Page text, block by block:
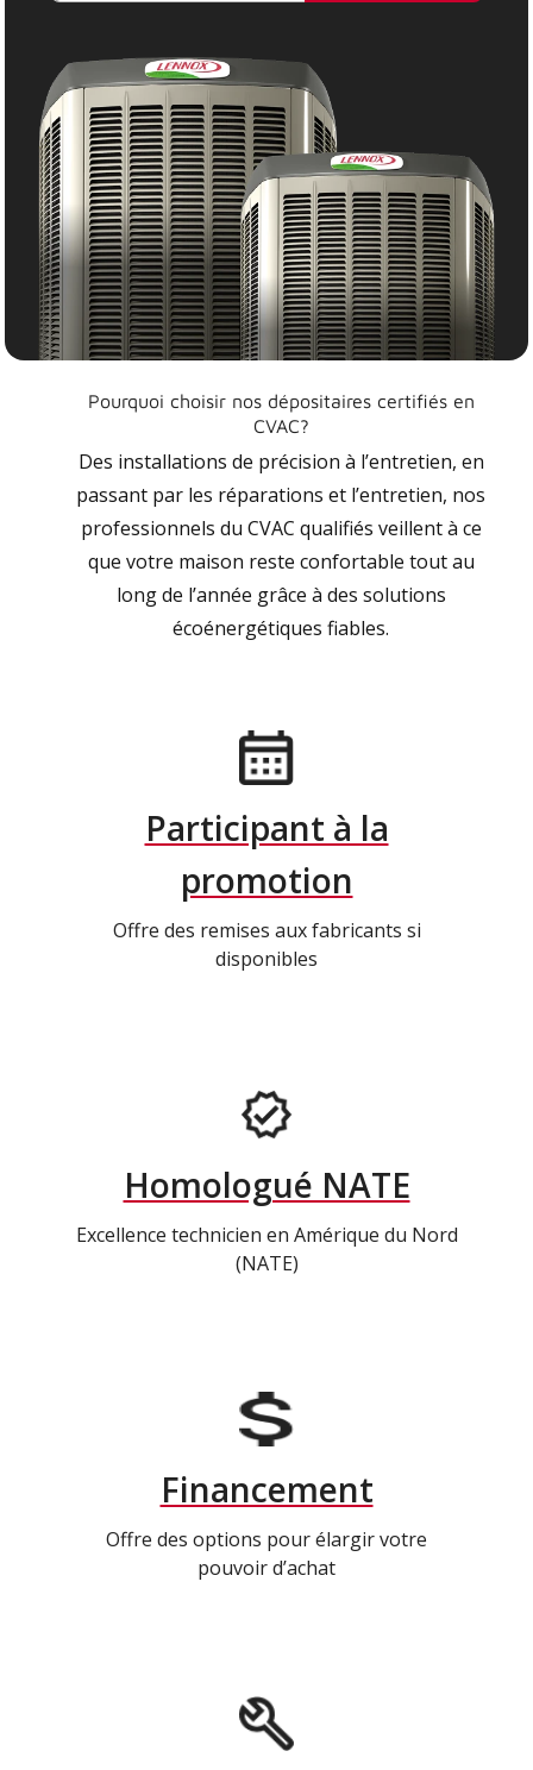
Pourquoi choisir nos dépositaires certifiés en
CVAC?
Des installations de précision à l’entretien, en
passant par les réparations et l’entretien, nos
professionnels du CVAC qualifiés veillent à ce
que votre maison reste confortable tout au
long de l’année grâce à des solutions
écoénergétiques fiables.
Participant à la
promotion
Offre des remises aux fabricants si
disponibles
Homologué NATE
Excellence technicien en Amérique du Nord
(NATE)
Financement
Offre des options pour élargir votre
pouvoir d’achat